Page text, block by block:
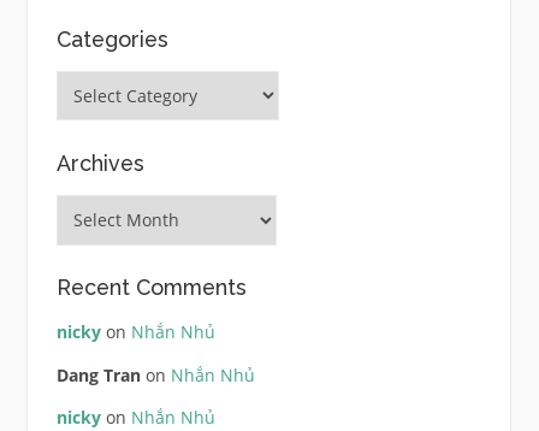
Categories
Archives
Archives
Recent Comments
nickyon Nhắn Nhủ
Dang Tranon Nhắn Nhủ
nickyon Nhắn Nhủ